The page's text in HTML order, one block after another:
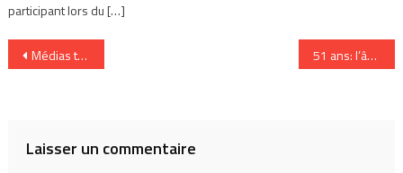
participant lors du […]
Navigation
Médias traditionnels vs Médias sociaux vs Médias citoyens 51 ans: l’âge moyen des téléspectateurs
Laisser un commentaire